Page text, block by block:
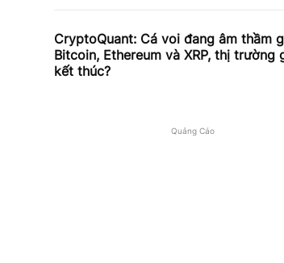
CryptoQuant: Cá voi đang âm thầm
Bitcoin, Ethereum và XRP, thị trường
kết thúc?
Quảng Cáo